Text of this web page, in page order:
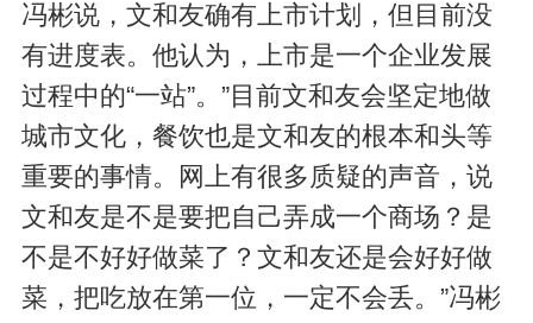
冯彬说，文和友确有上市计划，但目前没
有进度表。他认为，上市是一个企业发展
过程中的“一站”。”目前文和友会坚定地做
城市文化，餐饮也是文和友的根本和头等
重要的事情。网上有很多质疑的声音，说
文和友是不是要把自己弄成一个商场？是
不是不好好做菜了？文和友还是会好好做
菜，把吃放在第一位，一定不会丢。”冯彬